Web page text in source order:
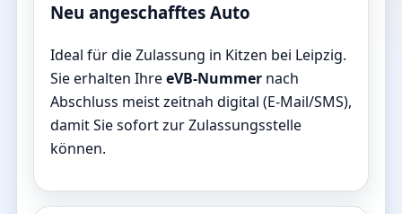
Neu angeschafftes Auto
Ideal für die Zulassung in Kitzen bei Leipzig.
Sie erhalten IhreeVB-Nummer nach
Abschluss meist zeitnah digital (E-Mail/SMS),
damit Sie sofort zur Zulassungsstelle
können.